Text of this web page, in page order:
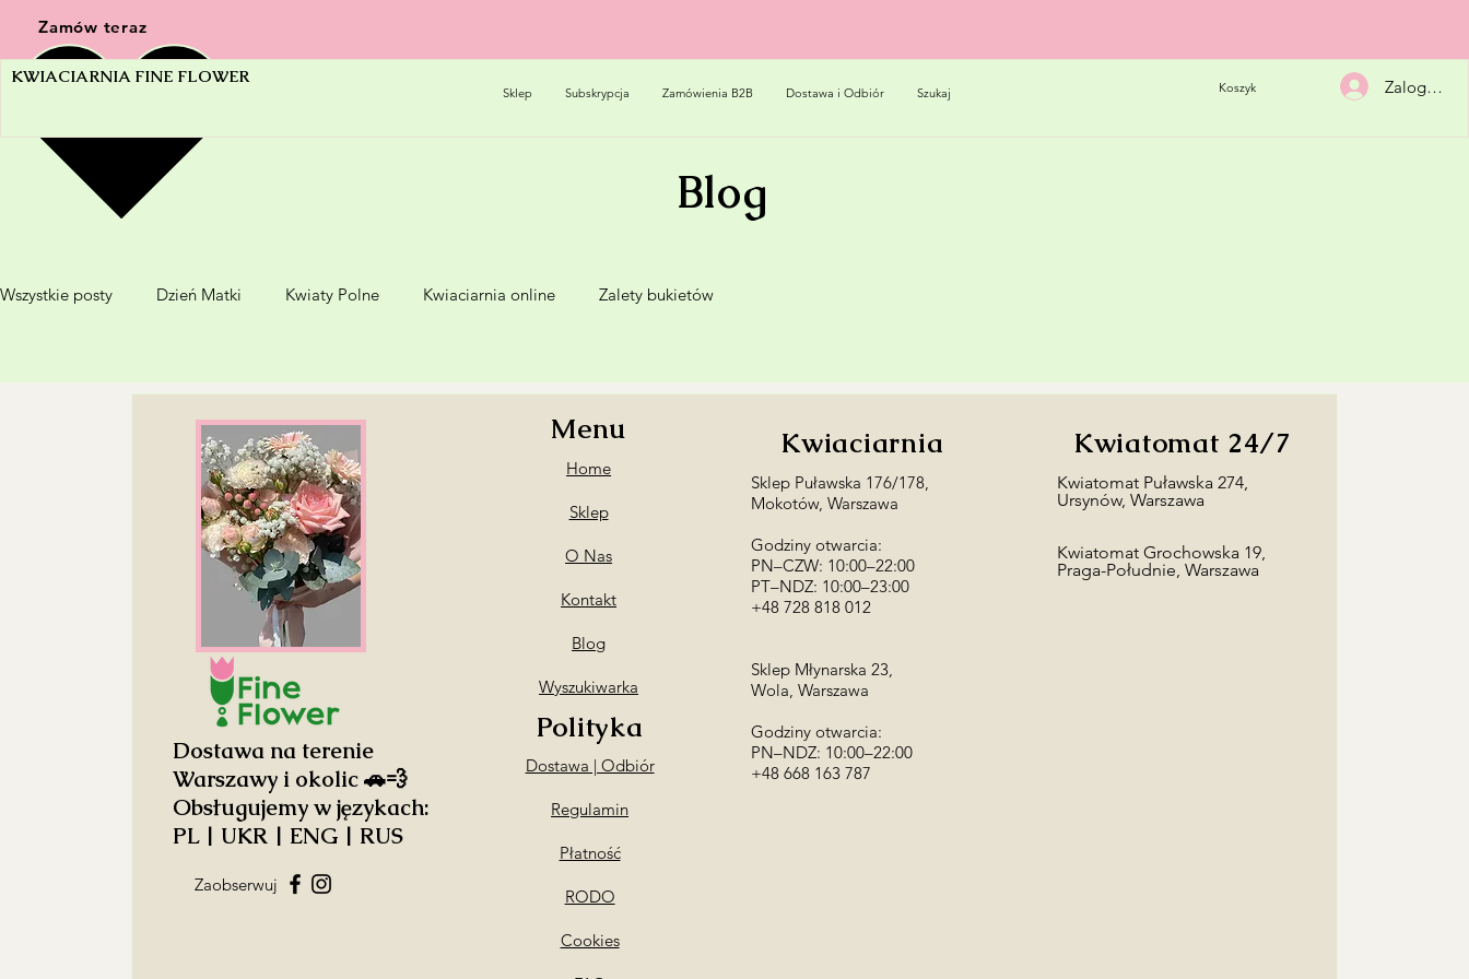
Zamów teraz
KWIACIARNIA FINE FLOWER
Sklep Subskrypcja Zamówienia B2B Dostawa i Odbiór Szukaj Koszyk Zaloguj się
Blog
Wszystkie posty Dzień Matki Kwiaty Polne Kwiaciarnia online Zalety bukietów
Dostawa na terenie
Warszawy i okolic 🚗💨
Obsługujemy w językach:
PL | UKR | ENG | RUS
Zaobserwuj
Menu
Home
Sklep
O Nas
Kontakt
Blog
Wyszukiwarka
Polityka
Dostawa | Odbiór
Regulamin
Płatność
RODO
Cookies
Kwiaciarnia
Sklep Puławska 176/178,
Mokotów, Warszawa
Godziny otwarcia:
PN–CZW: 10:00–22:00
PT–NDZ: 10:00–23:00
+48 728 818 012
Sklep Młynarska 23,
Wola, Warszawa
Godziny otwarcia:
PN–NDZ: 10:00–22:00
​+48 668 163 787
Kwiatomat 24/7
​Kwiatomat Puławska 274,
Ursynów, Warszawa
Kwiatomat Grochowska 19,
Praga-Południe, Warszawa